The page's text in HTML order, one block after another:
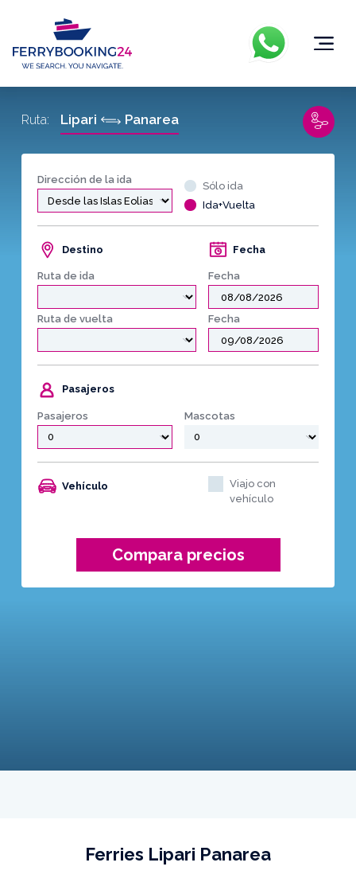
Dirección de la ida
Sólo ida
Ida+Vuelta
Destino
Ruta de ida
Fecha
Fecha
Ruta de vuelta Fecha
Pasajeros
Pasajeros Mascotas
Vehículo
Viajo con
vehículo
Compara precios
Ruta: Lipari Panarea
Ferries Lipari Panarea